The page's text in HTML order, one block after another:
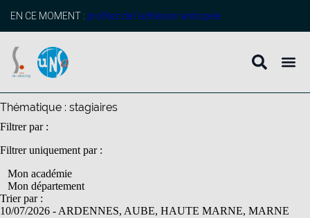
principal
EN CE MOMENT : profitez de l’adhésion anticipée
Thématique : stagiaires
Filtrer par :
Filtrer uniquement par :
Mon académie
Mon département
Trier par :
10/07/2026 - ARDENNES, AUBE, HAUTE MARNE, MARNE